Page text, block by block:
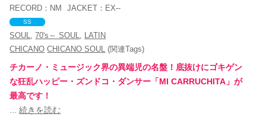
RECORD： NM JACKET： EX--
SS
SOUL,70's～ SOUL, LATIN
CHICANO CHICANO SOUL (関連Tags)
チカーノ・ミュージック界の異端児の名盤！底抜けにゴキゲン
な狂乱ハッピー・ズンドコ・ダンサー「MI CARRUCHITA」が
最高です！
続きを読む